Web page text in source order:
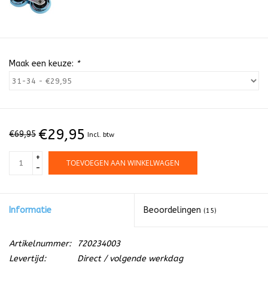
Maak een keuze: *
€69,95 €29,95 Incl. btw
+
-
TOEVOEGEN AAN WINKELWAGEN
Informatie Beoordelingen (15)
Artikelnummer:
720234003
Levertijd:
Direct / volgende werkdag